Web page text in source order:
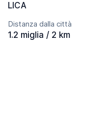
LICA
Distanza dalla città
1.2 miglia / 2 km